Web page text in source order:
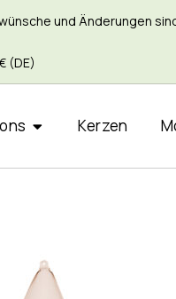
und Änderungen
(DE)
Kerzen